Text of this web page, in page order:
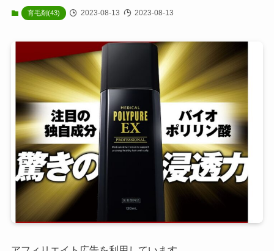
育毛剤(43) 2023-08-13 2023-08-13